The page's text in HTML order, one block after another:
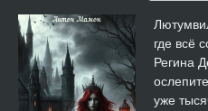
Лютумвиль. Королевство
Лютумвиль. Королевство
Лютумвиль. Королевство
где всё
Регина
уже